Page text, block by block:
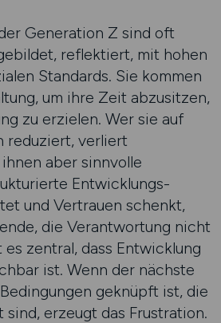
Generation Z sind oft
reflektiert, mit hohen
Standards. Sie kommen
um ihre Zeit abzusitzen,
zu erzielen. Wer sie auf
reduziert, verliert
aber sinnvolle
Entwicklungs­
und Vertrauen schenkt,
die Verantwortung nicht
zentral, dass Entwicklung
ist. Wenn der nächste
geknüpft ist, die
erzeugt das Frustration.